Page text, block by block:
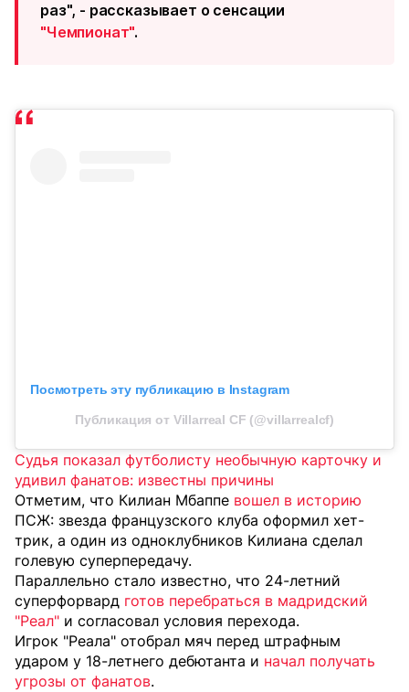
раз", - рассказывает о сенсации
"Чемпионат".
Посмотреть эту публикацию в Instagram
Публикация от Villarreal CF (@villarrealcf)
Судья показал футболисту необычную карточку и
удивил фанатов: известны причины
Отметим, что Килиан Мбаппе вошел в историю
ПСЖ: звезда французского клуба оформил хет-
трик, а один из одноклубников Килиана сделал
голевую суперпередачу.
Параллельно стало известно, что 24-летний
суперфорвард готов перебраться в мадридский
"Реал" и согласовал условия перехода.
Игрок "Реала" отобрал мяч перед штрафным
ударом у 18-летнего дебютанта и начал получать
угрозы от фанатов.